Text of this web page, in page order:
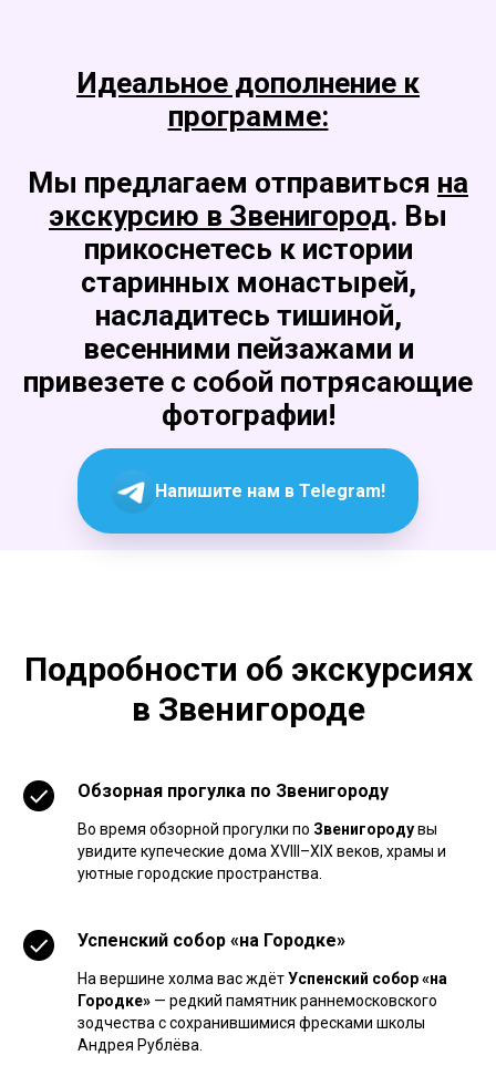
Идеальное дополнение к
программе:
Мы предлагаем отправиться на
экскурсию в Звенигород. Вы
прикоснетесь к истории
старинных монастырей,
насладитесь тишиной,
весенними пейзажами и
привезете с собой потрясающие
фотографии!
Напишите нам в Telegram!
Подробности об экскурсиях
в Звенигороде
Обзорная прогулка по Звенигороду
Во время обзорной прогулки по Звенигородувы
увидите купеческие дома XVIII–XIX веков, храмы и
уютные городские пространства.
Успенский собор «на Городке»
На вершине холма вас ждётУспенский собор «на
Городке» — редкий памятник раннемосковского
зодчества с сохранившимися фресками школы
Андрея Рублёва.